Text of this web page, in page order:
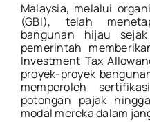
Malaysia, melalui
(GBI), telah
bangunan hijau
pemerintah
Investment Tax
proyek-proyek
memperoleh
potongan pajak
modal mereka dalam